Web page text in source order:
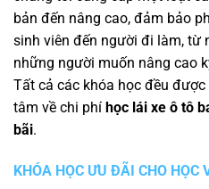
bản đến nâng cao, đảm bảo
sinh viên đến người đi làm, từ
những người muốn nâng cao
Tất cả các khóa học đều
tâm về chi phí học lái xe ô tô
bãi.
KHÓA HỌC ƯU ĐÃI CHO HỌC